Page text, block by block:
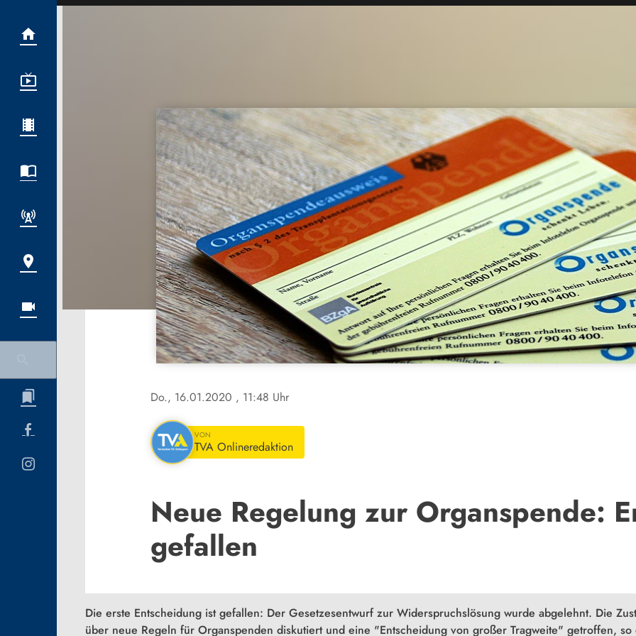
Do., 16.01.2020 , 11:48 Uhr
VON
TVA Onlineredaktion
Neue Regelung zur Organspende:
gefallen
Die erste Entscheidung ist gefallen: Der Gesetzesentwurf zur Widerspruchslösung wurde abgelehnt. Die
über neue Regeln für Organspenden diskutiert und eine "Entscheidung von großer Tragweite" getroffen, so